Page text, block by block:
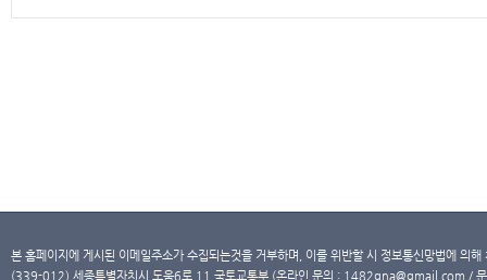
본 홈페이지에 게시된 이메일주소가 수집되는것을 거부하며, 이를 위반할 시 정보통신망법에 의
(339-012) 세종특별자치시 도움6로 11 국토교통부 (온라인 문의 : 1482qna@gmail.com /